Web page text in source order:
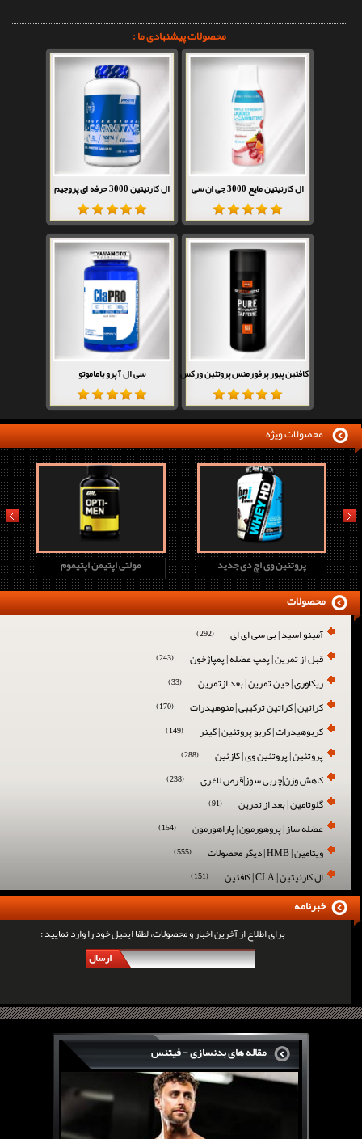
محصولات پیشنهادی ما :
ال کارنیتین مایع 3000 جی ان سی ال کارنیتین 3000 حرفه ای پروجیم
کافئین پیور پرفورمنس پروتئین ورکس سی ال آ پرو یاماموتو
محصولات ویژه
مولتی اپتیمن اپتیموم پروتئین وی اچ دی جدید
prev next
آمینو اسید | بی سی ای ای (292)
قبل از تمرین | پمپ عضله | پمپاژخون (243)
ریکاوری | حین تمرین | بعد ازتمرین (33)
کراتین | کراتین ترکیبی | منوهیدرات (170)
کربوهیدرات | کربو پروتئین | گینر (149)
پروتئین | پروتئین وی | کازئین (288)
کاهش وزن|چربی سوز|قرص لاغری (238)
گلوتامین | بعد از تمرین (91)
عضله ساز | پروهورمون | پاراهورمون (154)
ویتامین | HMB | دیگر محصولات (555)
ال کارنیتین | CLA | کافئین (151)
محصولات
برای اطلاع از آخرین اخبار و محصولات، لطفا ایمیل خود را وارد نمایید :
ارسال
خبرنامه
مقاله های بدنسازی - فیتنس
سرگی کنستانس چگونه بر روی بازو های فوق العاده...